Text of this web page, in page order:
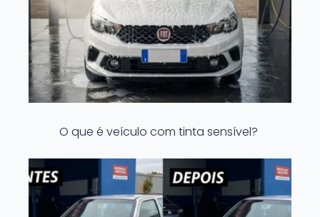
O que é veículo com tinta sensível?